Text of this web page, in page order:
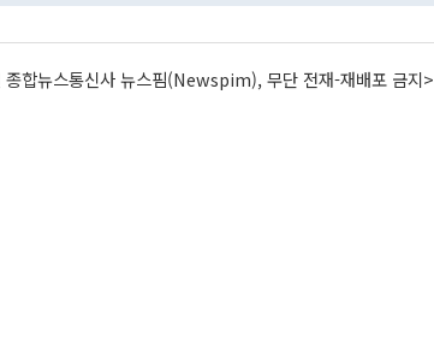
종합뉴스통신사 뉴스핌(Newspim), 무단 전재-재배포 금지>